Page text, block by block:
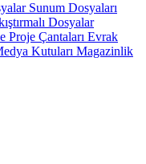
Sunum Dosyaları
Dosyalar
Proje Çantaları Evrak
Kutuları Magazinlik